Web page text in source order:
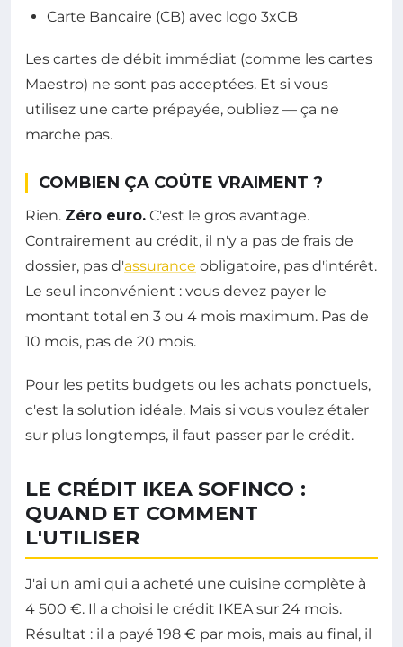
Carte Bancaire (CB) avec logo 3xCB
Les cartes de débit immédiat (comme les cartes
Maestro) ne sont pas acceptées. Et si vous
utilisez une carte prépayée, oubliez — ça ne
marche pas.
COMBIEN ÇA COÛTE VRAIMENT ?
Rien. Zéro euro. C'est le gros avantage.
Contrairement au crédit, il n'y a pas de frais de
dossier, pas d'assurance obligatoire, pas d'intérêt.
Le seul inconvénient : vous devez payer le
montant total en 3 ou 4 mois maximum. Pas de
10 mois, pas de 20 mois.
Pour les petits budgets ou les achats ponctuels,
c'est la solution idéale. Mais si vous voulez étaler
sur plus longtemps, il faut passer par le crédit.
LE CRÉDIT IKEA SOFINCO :
QUAND ET COMMENT
L'UTILISER
J'ai un ami qui a acheté une cuisine complète à
4 500 €. Il a choisi le crédit IKEA sur 24 mois.
Résultat : il a payé 198 € par mois, mais au final, il